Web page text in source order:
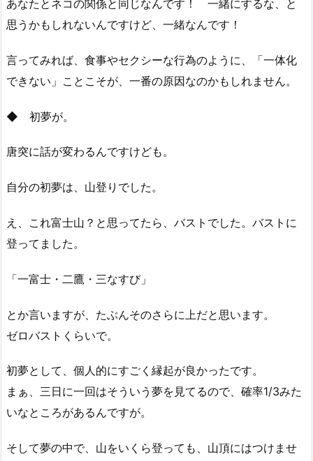
あなたとネコの関係と同じなんです！ 一緒にするな、と
思うかもしれないんですけど、一緒なんです！
言ってみれば、食事やセクシーな行為のように、「一体化
できない」ことこそが、一番の原因なのかもしれません。
◆ 初夢が。
唐突に話が変わるんですけども。
自分の初夢は、山登りでした。
え、これ富士山？と思ってたら、バストでした。バストに
登ってました。
「一富士・二鷹・三なすび」
とか言いますが、たぶんそのさらに上だと思います。
ゼロバストくらいで。
初夢として、個人的にすごく縁起が良かったです。
まぁ、三日に一回はそういう夢を見てるので、確率1/3みた
いなところがあるんですが。
そして夢の中で、山をいくら登っても、山頂にはつけませ